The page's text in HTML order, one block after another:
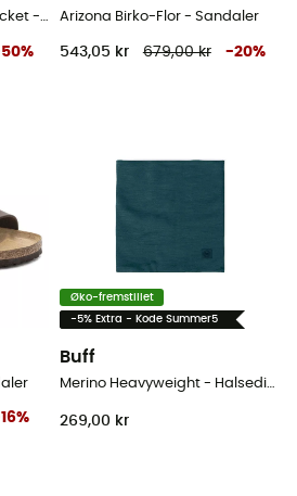
Men's Classic Retro-X Jacket - Fleecejakke - Herrer
50%
Arizona Birko-Flor - Sandaler
543,05 kr 679,00 kr -20%
16%
Øko-fremstillet
-5% Extra - Kode Summer5
Buff
Merino Heavyweight - Halsedisse
269,00 kr